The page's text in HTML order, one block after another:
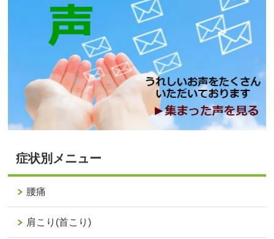
症状別メニュー
腰痛
肩こり(首こり)